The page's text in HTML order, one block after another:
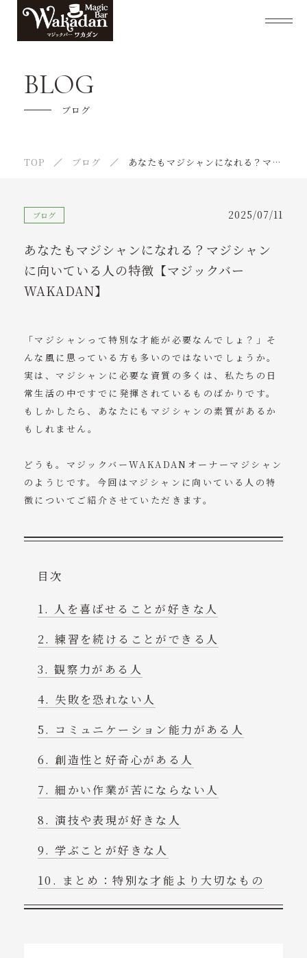
マジックショーご利用の流れ
ご利用者様の声
ブログ
WAKADANアクセス
マジックショーのご予約・お問い合わせ
tel. 070-5047-4280
BLOG
ブログ
TOP ブログ あなたもマジシャンになれる？マジシャンに向いている人の特徴【マジックバーWAKADAN】
ブログ 2025/07/11
あなたもマジシャンになれる？マジシャン
に向いている人の特徴【マジックバー
WAKADAN】
「マジシャンって特別な才能が必要なんでしょ？」そ
んな風に思っている方も多いのではないでしょうか。
実は、マジシャンに必要な資質の多くは、私たちの日
常生活の中ですでに発揮されているものばかりです。
もしかしたら、あなたにもマジシャンの素質があるか
もしれません。
どうも。マジックバーWAKADANオーナーマジシャン
のようじです。今回はマジシャンに向いている人の特
徴についてご紹介させていただきます。
目次
人を喜ばせることが好きな人
練習を続けることができる人
観察力がある人
失敗を恐れない人
コミュニケーション能力がある人
創造性と好奇心がある人
細かい作業が苦にならない人
演技や表現が好きな人
学ぶことが好きな人
まとめ：特別な才能より大切なもの